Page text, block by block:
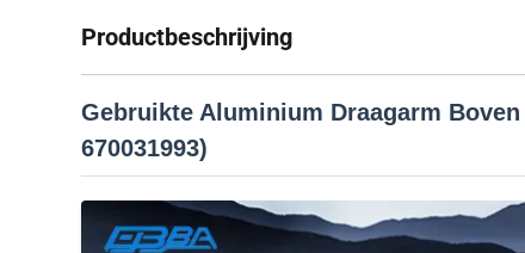
Productbeschrijving
Gebruikte Aluminium Draagarm
670031993)